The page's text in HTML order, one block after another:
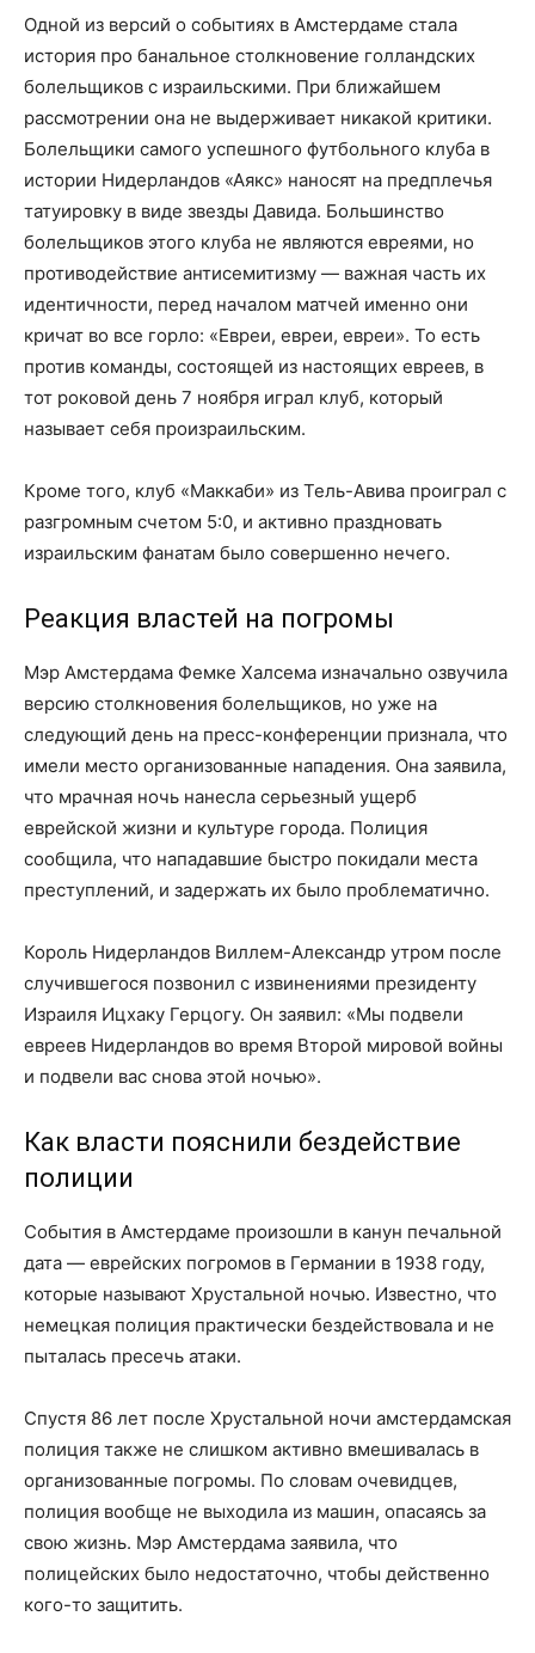
Одной из версий о событиях в Амстердаме стала
история про банальное столкновение голландских
болельщиков с израильскими. При ближайшем
рассмотрении она не выдерживает никакой критики.
Болельщики самого успешного футбольного клуба в
истории Нидерландов «Аякс» наносят на предплечья
татуировку в виде звезды Давида. Большинство
болельщиков этого клуба не являются евреями, но
противодействие антисемитизму — важная часть их
идентичности, перед началом матчей именно они
кричат во все горло: «Евреи, евреи, евреи». То есть
против команды, состоящей из настоящих евреев, в
тот роковой день 7 ноября играл клуб, который
называет себя произраильским.
Кроме того, клуб «Маккаби» из Тель-Авива проиграл с
разгромным счетом 5:0, и активно праздновать
израильским фанатам было совершенно нечего.
Реакция властей на погромы
Мэр Амстердама Фемке Халсема изначально озвучила
версию столкновения болельщиков, но уже на
следующий день на пресс-конференции признала, что
имели место организованные нападения. Она заявила,
что мрачная ночь нанесла серьезный ущерб
еврейской жизни и культуре города. Полиция
сообщила, что нападавшие быстро покидали места
преступлений, и задержать их было проблематично.
Король Нидерландов Виллем-Александр утром после
случившегося позвонил с извинениями президенту
Израиля Ицхаку Герцогу. Он заявил: «Мы подвели
евреев Нидерландов во время Второй мировой войны
и подвели вас снова этой ночью».
Как власти пояснили бездействие
полиции
События в Амстердаме произошли в канун печальной
дата — еврейских погромов в Германии в 1938 году,
которые называют Хрустальной ночью. Известно, что
немецкая полиция практически бездействовала и не
пыталась пресечь атаки.
Спустя 86 лет после Хрустальной ночи амстердамская
полиция также не слишком активно вмешивалась в
организованные погромы. По словам очевидцев,
полиция вообще не выходила из машин, опасаясь за
свою жизнь. Мэр Амстердама заявила, что
полицейских было недостаточно, чтобы действенно
кого-то защитить.